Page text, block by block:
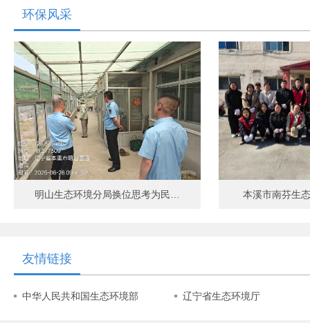
环保风采
明山生态环境分局换位思考为民… 本溪市南芬生
友情链接
中华人民共和国生态环境部 辽宁省生态环境厅